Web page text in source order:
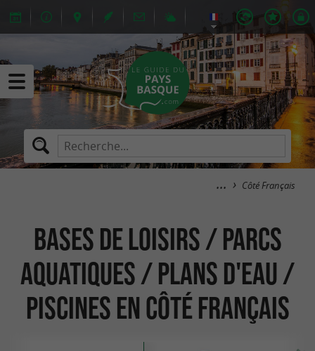
Côté Français
Bases de Loisirs / Parcs
aquatiques / Plans d'eau /
Piscines en Côté Français